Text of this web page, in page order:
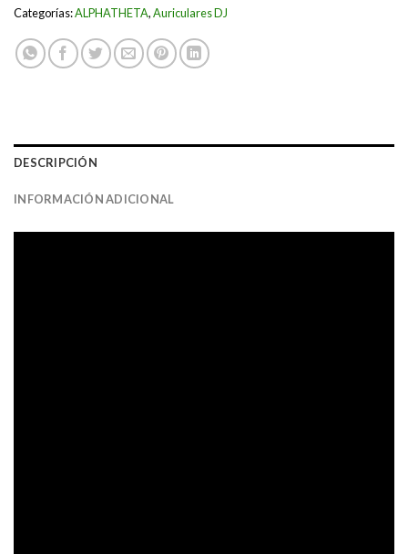
Categorías:ALPHATHETA,Auriculares DJ
DESCRIPCIÓN
INFORMACIÓN ADICIONAL